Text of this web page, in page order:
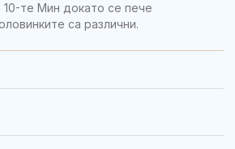
те Мин докато се пече
са различни.